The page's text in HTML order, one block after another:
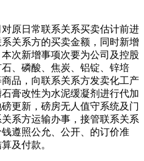
日常联系关系买卖估计前进
关系方的买卖金额，同时新增
次新增事项次要为公司及控股
、磷酸、焦炭、铝锭、锌培
品，向联系关系方发卖化工产
膏改性为水泥缓凝剂进行代加
更新，磅房无人值守系统及门
系方运输办事，接管联系关系
遵照公允、公开、的订价准
及付款。